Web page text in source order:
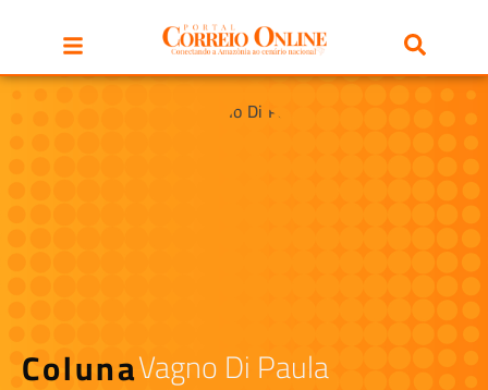
ColunaVagno Di Paula